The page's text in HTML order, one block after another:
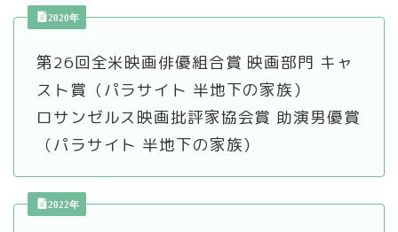
2020年
第26回全米映画俳優組合賞 映画部門 キャ
スト賞（パラサイト 半地下の家族）
ロサンゼルス映画批評家協会賞 助演男優賞
（パラサイト 半地下の家族）
2022年